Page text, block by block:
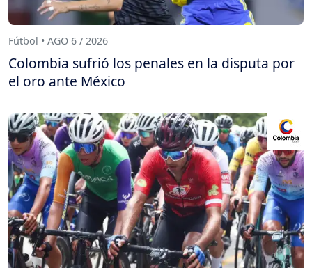
Fútbol • AGO 6 / 2026
Colombia sufrió los penales en la disputa por
el oro ante México